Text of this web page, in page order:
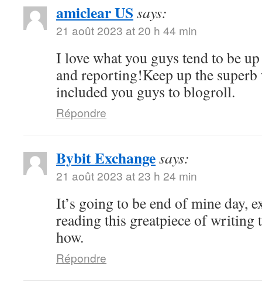
amiclear US says:
21 août 2023 at 20 h 44 min
I love what you guys tend to be
and reporting!Keep up the superb
included you guys to blogroll.
Répondre
Bybit Exchangesays:
21 août 2023 at 23 h 24 min
It’s going to be end of mine day,
reading this greatpiece of writing
how.
Répondre